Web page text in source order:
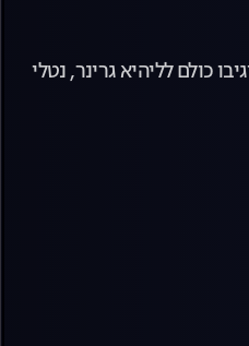
כולם לליהיא גרינר, נטלי